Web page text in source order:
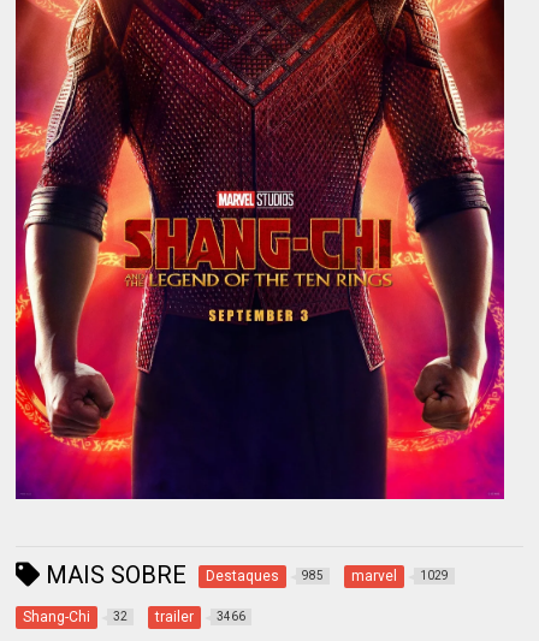
MAIS SOBRE Destaques 985 marvel 1029
Shang-Chi 32 trailer 3466